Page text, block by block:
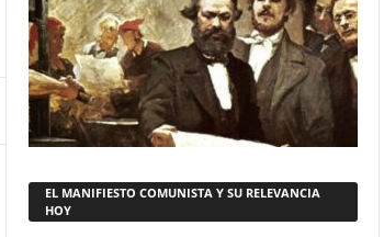
EL MANIFIESTO COMUNISTA Y SU RELEVANCIA
HOY